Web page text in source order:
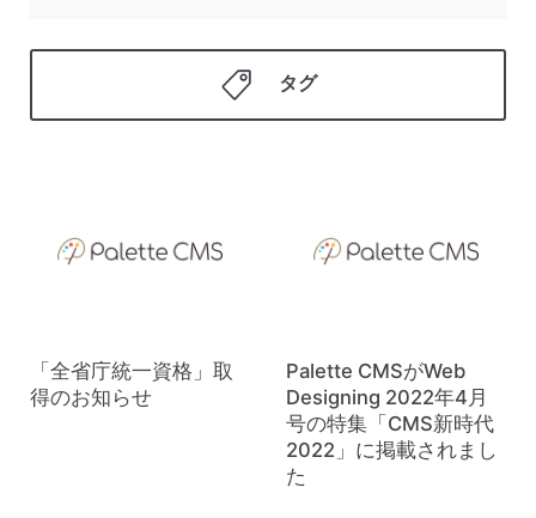
タグ
「全省庁統一資格」取
得のお知らせ
Palette CMSがWeb
Designing 2022年4月
号の特集「CMS新時代
2022」に掲載されまし
た